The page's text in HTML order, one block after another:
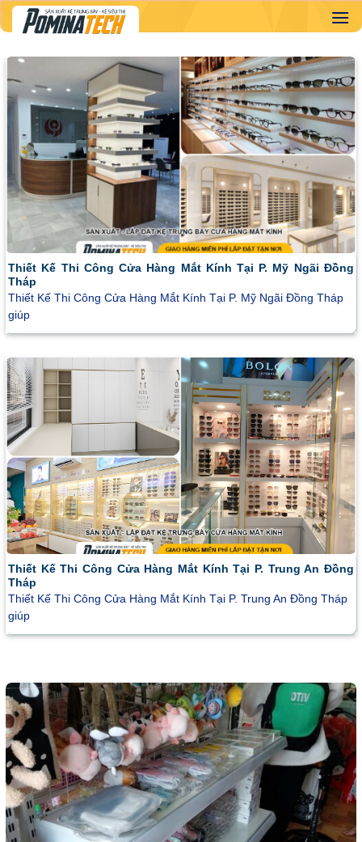
Skip
to
Thiết Kế Thi Công Cửa Hàng Mắt Kính Tại P. Mỹ Ngãi Đồng
Tháp
Thiết Kế Thi Công Cửa Hàng Mắt Kính Tại P. Mỹ Ngãi Đồng Tháp
giúp
Thiết Kế Thi Công Cửa Hàng Mắt Kính Tại P. Trung An Đồng
Tháp
Thiết Kế Thi Công Cửa Hàng Mắt Kính Tại P. Trung An Đồng Tháp
giúp